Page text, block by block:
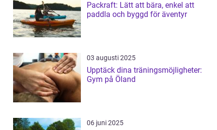
Packraft: Lätt att bära, enkel att
paddla och byggd för äventyr
03 augusti 2025
Upptäck dina träningsmöjligheter:
Gym på Öland
06 juni 2025